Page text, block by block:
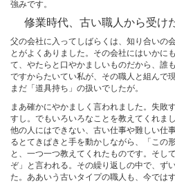
強みです。
修業時代、古い職人から受け
父の会社に入ってしばらくは、知り合いの
とがよくありました。その会社にはいかに
て、やたらと口やかましいものだから、誰
ですからたいてい私が、その職人と組んで
まだ「道具持ち」の扱いでしたが。
まあ確かにやかましく言われました。失敗
すし。でもいろいろなことを教えてくれま
他の人にはできない、古い仕事や難しい仕
るとてきぱきと手を動かしながら、「この
と、一つ一つ教えてくれたものです。そし
ぞ」と言われる。その繰り返しの中で、ず
た。ああいう古いタイプの職人も、今では